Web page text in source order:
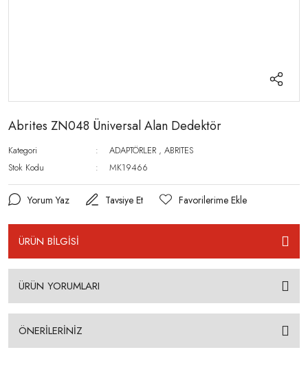
Abrites ZN048 Üniversal Alan Dedektör
Kategori ADAPTÖRLER ,ABRITES
Stok Kodu
MK19466
Yorum Yaz Tavsiye Et
ÜRÜN BİLGİSİ
ÜRÜN YORUMLARI
ÖNERİLERİNİZ